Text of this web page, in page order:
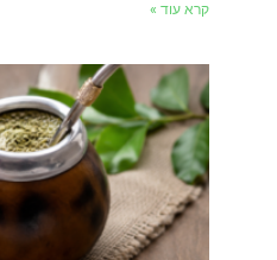
קרא עוד »